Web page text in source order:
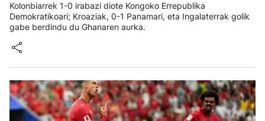
Kolonbiarrek 1-0 irabazi diote Kongoko Errepublika
Demokratikoari; Kroaziak, 0-1 Panamari, eta Ingalaterrak golik
gabe berdindu du Ghanaren aurka.